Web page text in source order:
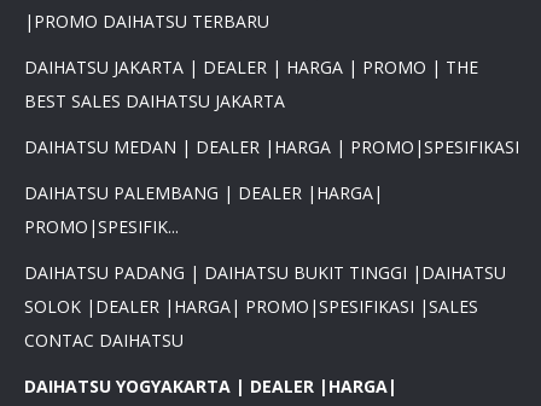
|PROMO DAIHATSU TERBARU
DAIHATSU JAKARTA | DEALER | HARGA | PROMO | THE
BEST SALES DAIHATSU JAKARTA
DAIHATSU MEDAN | DEALER |HARGA | PROMO|SPESIFIKASI
DAIHATSU PALEMBANG | DEALER |HARGA|
PROMO|SPESIFIK...
DAIHATSU PADANG | DAIHATSU BUKIT TINGGI |DAIHATSU
SOLOK |DEALER |HARGA| PROMO|SPESIFIKASI |SALES
CONTAC DAIHATSU
DAIHATSU YOGYAKARTA | DEALER |HARGA|